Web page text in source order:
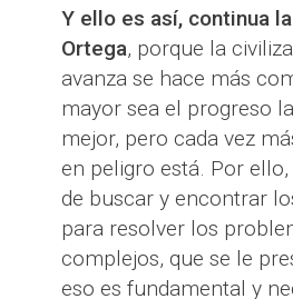
Y ello es así, continua
Ortega, porque la
avanza se hace más
mayor sea el progreso
mejor, pero cada vez
en peligro está. Por
de buscar y encontrar
para resolver los
complejos, que se le
eso es fundamental y